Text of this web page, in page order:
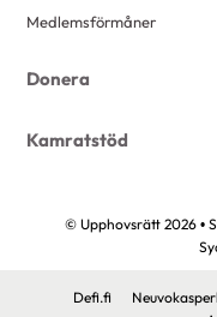
Medlemsförmåner
Donera
Kamratstöd
© Upphovsrätt 2026 •
Defi.fi